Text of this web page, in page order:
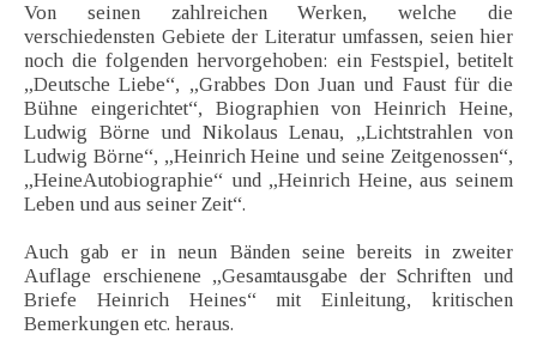
Von seinen zahlreichen Werken, welche die
verschiedensten Gebiete der Literatur umfassen, seien hier
noch die folgenden hervorgehoben: ein Festspiel, betitelt
„Deutsche Liebe“, „Grabbes Don Juan und Faust für die
Bühne eingerichtet“, Biographien von Heinrich Heine,
Ludwig Börne und Nikolaus Lenau, „Lichtstrahlen von
Ludwig Börne“, „Heinrich Heine und seine Zeitgenossen“,
„HeineAutobiographie“ und „Heinrich Heine, aus seinem
Leben und aus seiner Zeit“.
Auch gab er in neun Bänden seine bereits in zweiter
Auflage erschienene „Gesamtausgabe der Schriften und
Briefe Heinrich Heines“ mit Einleitung, kritischen
Bemerkungen etc. heraus.